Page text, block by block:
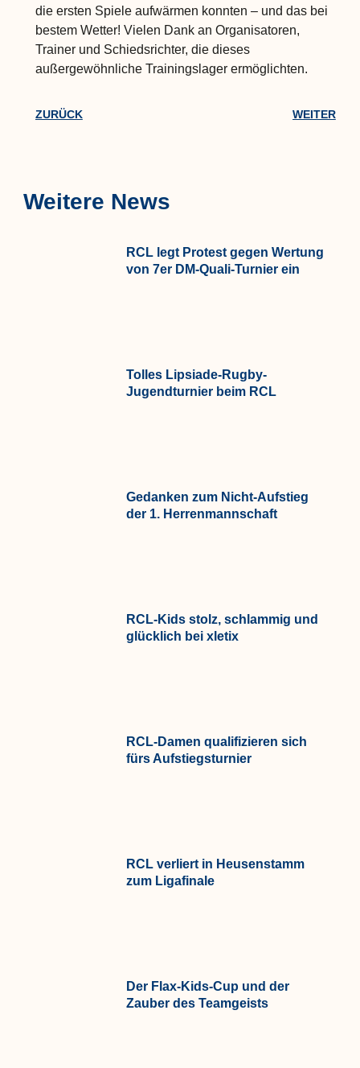
die ersten Spiele aufwärmen konnten – und das bei
bestem Wetter! Vielen Dank an Organisatoren,
Trainer und Schiedsrichter, die dieses
außergewöhnliche Trainingslager ermöglichten.
ZURÜCK WEITER
Weitere News
RCL legt Protest gegen Wertung
von 7er DM-Quali-Turnier ein
Tolles Lipsiade-Rugby-
Jugendturnier beim RCL
Gedanken zum Nicht-Aufstieg
der 1. Herrenmannschaft
RCL-Kids stolz, schlammig und
glücklich bei xletix
RCL-Damen qualifizieren sich
fürs Aufstiegsturnier
RCL verliert in Heusenstamm
zum Ligafinale
Der Flax-Kids-Cup und der
Zauber des Teamgeists